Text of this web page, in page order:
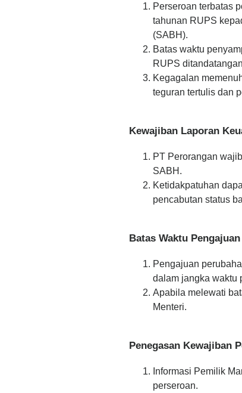
Perseroan terbatas
tahunan RUPS
(SABH).
Batas waktu
RUPS
Kegagalan
teguran tertulis dan
Kewajiban Laporan
PT Perorangan
SABH.
Ketidakpatuhan
pencabutan status
Batas Waktu
Pengajuan
dalam jangka waktu
Apabila melewati
Menteri.
Penegasan Kewajiban
Informasi Pemilik
perseroan.